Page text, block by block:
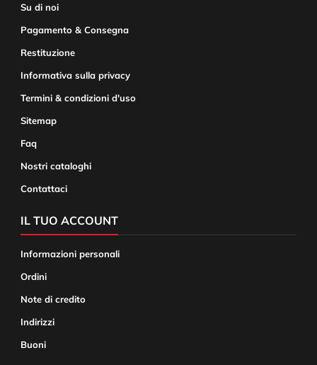
Su di noi
Pagamento & Consegna
Restituzione
Informativa sulla privacy
Termini & condizioni d'uso
Sitemap
Faq
Nostri cataloghi
Contattaci
IL TUO ACCOUNT
Informazioni personali
Ordini
Note di credito
Indirizzi
Buoni